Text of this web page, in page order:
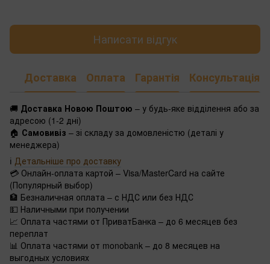
Написати відгук
Доставка Оплата Гарантія Консультація
🚚 Доставка Новою Поштою – у будь-яке відділення або за
адресою (1-2 дні)
🏠 Самовивіз – зі складу за домовленістю (деталі у
менеджера)
ℹ️ Детальніше про доставку
💳 Онлайн-оплата картой – Visa/MasterCard на сайте
(Популярный выбор)
🏦 Безналичная оплата – с НДС или без НДС
💵 Наличными при получении
📈 Оплата частями от ПриватБанка – до 6 месяцев без
переплат
📊 Оплата частями от monobank – до 8 месяцев на
выгодных условиях